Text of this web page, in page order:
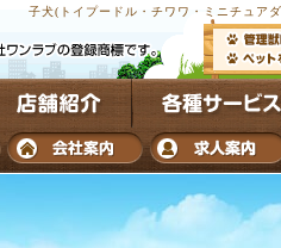
子犬(トイプードル・チワワ・ミニチュア